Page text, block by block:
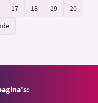
17 18 19
20